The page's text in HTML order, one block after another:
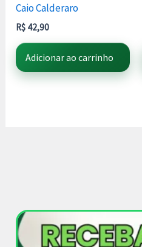
Caio Calderaro
R$ 42,90
Adicionar ao carrinho